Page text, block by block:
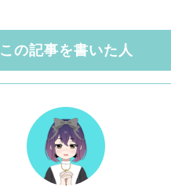
この記事を書いた人